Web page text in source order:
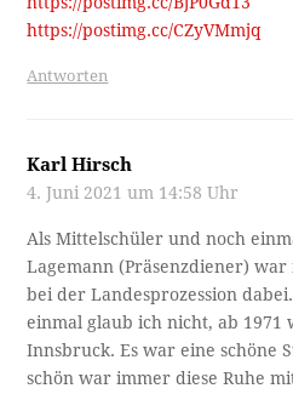
https://postimg.cc/CZyVMmjq
Antworten
Karl Hirsch
4. Juni 2021 um 14:58 Uhr
Als Mittelschüler und noch
Lagemann (Präsenzdiener) war
bei der Landesprozession
einmal glaub ich nicht, ab 1971
Innsbruck. Es war eine schöne
schön war immer diese Ruhe